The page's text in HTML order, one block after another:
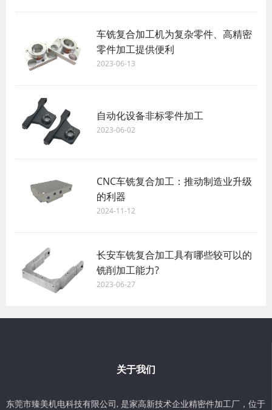
车铣复合加工机为复杂零件、高精密
零件加工提供便利
2023-06-13
自动化设备非标零件加工
2023-06-02
CNC车铣复合加工：推动制造业升级
的利器
2024-11-12
长安车铣复合加工具有哪些较可以的
铣削加工能力?
2023-06-27
关于我们
东莞市臻美机电科技有限公司, 是家高新技术企业精密件加工厂，位于